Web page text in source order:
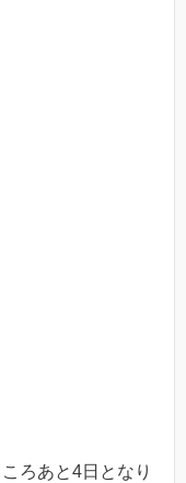
ろあと4日となり